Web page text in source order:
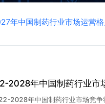
年中国制药行业市场运营
2028年中国制药行业市
2028年中国制药行业市场竞争